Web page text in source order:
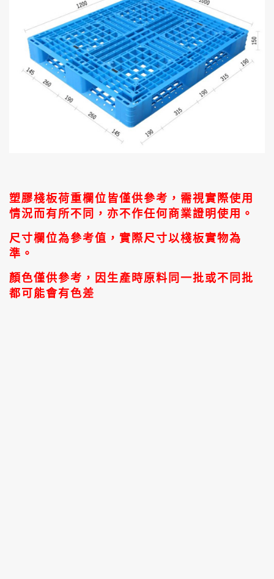
塑膠棧板荷重欄位皆僅供參考，需視實際使用
情況而有所不同，亦不作任何商業證明使用。
尺寸欄位為參考值，實際尺寸以棧板實物為
準。
顏色僅供參考，因生產時原料同一批或不同批
都可能會有色差